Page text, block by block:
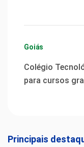
Goiás
Colégio
para cursos
Principais